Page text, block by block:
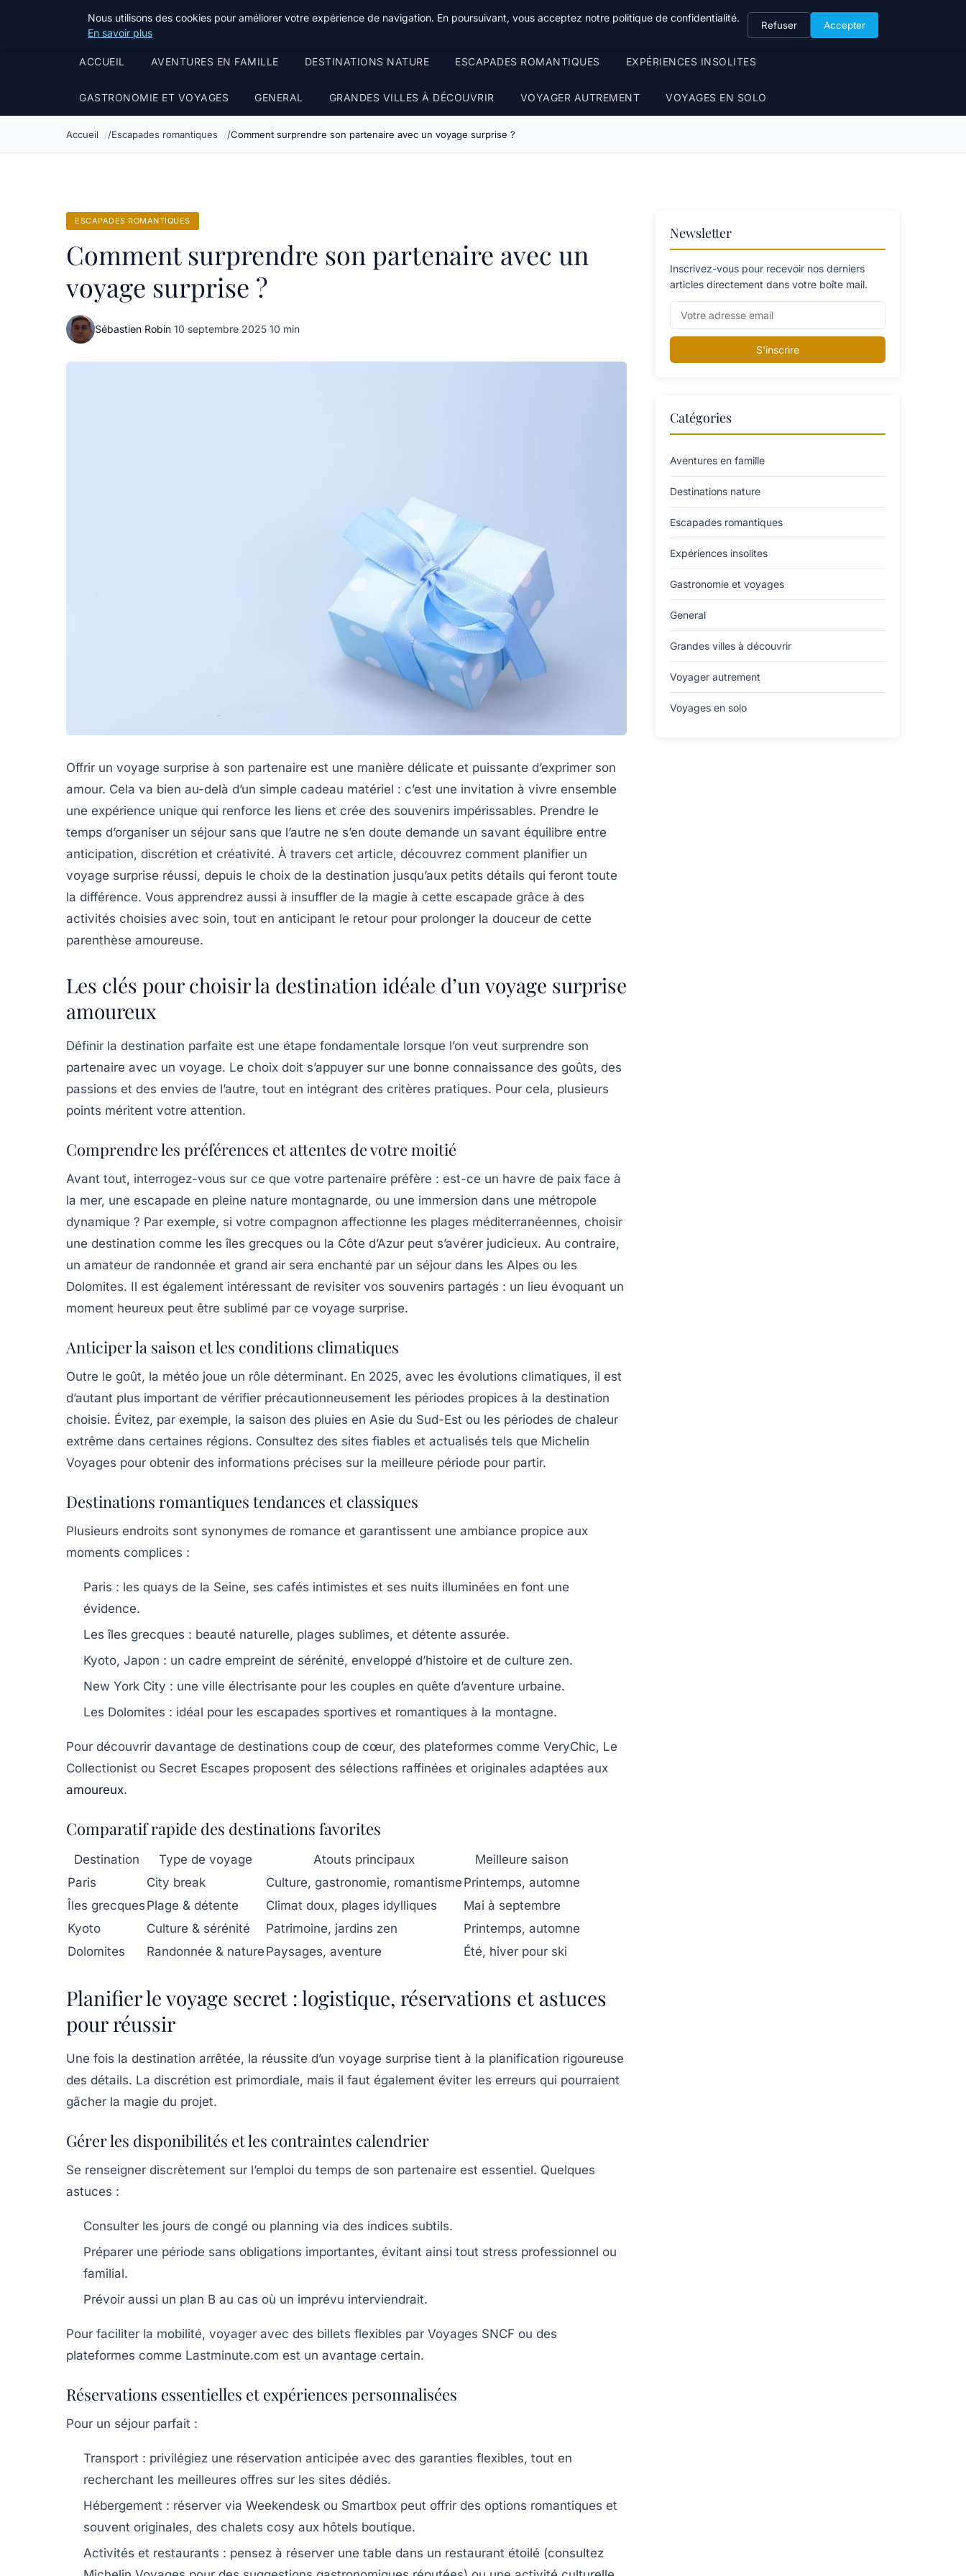
Tourisme Landes
ACCUEIL AVENTURES EN FAMILLE DESTINATIONS NATURE ESCAPADES ROMANTIQUES EXPÉRIENCES INSOLITES
GASTRONOMIE ET VOYAGES GENERAL GRANDES VILLES À DÉCOUVRIR VOYAGER AUTREMENT VOYAGES EN SOLO
Accueil Escapades romantiques Comment surprendre son partenaire avec un voyage surprise ?
ESCAPADES ROMANTIQUES
Comment surprendre son partenaire avec un
voyage surprise ?
Sébastien Robin·10 septembre 2025·10 min
Offrir un voyage surprise à son partenaire est une manière délicate et puissante d’exprimer son
amour. Cela va bien au-delà d’un simple cadeau matériel : c’est une invitation à vivre ensemble
une expérience unique qui renforce les liens et crée des souvenirs impérissables. Prendre le
temps d’organiser un séjour sans que l’autre ne s’en doute demande un savant équilibre entre
anticipation, discrétion et créativité. À travers cet article, découvrez comment planifier un
voyage surprise réussi, depuis le choix de la destination jusqu’aux petits détails qui feront toute
la différence. Vous apprendrez aussi à insuffler de la magie à cette escapade grâce à des
activités choisies avec soin, tout en anticipant le retour pour prolonger la douceur de cette
parenthèse amoureuse.
Les clés pour choisir la destination idéale d’un voyage surprise
amoureux
Définir la destination parfaite est une étape fondamentale lorsque l’on veut surprendre son
partenaire avec un voyage. Le choix doit s’appuyer sur une bonne connaissance des goûts, des
passions et des envies de l’autre, tout en intégrant des critères pratiques. Pour cela, plusieurs
points méritent votre attention.
Comprendre les préférences et attentes de votre moitié
Avant tout, interrogez-vous sur ce que votre partenaire préfère : est-ce un havre de paix face à
la mer, une escapade en pleine nature montagnarde, ou une immersion dans une métropole
dynamique ? Par exemple, si votre compagnon affectionne les plages méditerranéennes, choisir
une destination comme les îles grecques ou la Côte d’Azur peut s’avérer judicieux. Au contraire,
un amateur de randonnée et grand air sera enchanté par un séjour dans les Alpes ou les
Dolomites. Il est également intéressant de revisiter vos souvenirs partagés : un lieu évoquant un
moment heureux peut être sublimé par ce voyage surprise.
Anticiper la saison et les conditions climatiques
Outre le goût, la météo joue un rôle déterminant. En 2025, avec les évolutions climatiques, il est
d’autant plus important de vérifier précautionneusement les périodes propices à la destination
choisie. Évitez, par exemple, la saison des pluies en Asie du Sud-Est ou les périodes de chaleur
extrême dans certaines régions. Consultez des sites fiables et actualisés tels que Michelin
Voyages pour obtenir des informations précises sur la meilleure période pour partir.
Destinations romantiques tendances et classiques
Plusieurs endroits sont synonymes de romance et garantissent une ambiance propice aux
moments complices :
Paris : les quays de la Seine, ses cafés intimistes et ses nuits illuminées en font une
évidence.
Les îles grecques : beauté naturelle, plages sublimes, et détente assurée.
Kyoto, Japon : un cadre empreint de sérénité, enveloppé d’histoire et de culture zen.
New York City : une ville électrisante pour les couples en quête d’aventure urbaine.
Les Dolomites : idéal pour les escapades sportives et romantiques à la montagne.
Pour découvrir davantage de destinations coup de cœur, des plateformes comme VeryChic, Le
Collectionist ou Secret Escapes proposent des sélections raffinées et originales adaptées aux
amoureux.
Comparatif rapide des destinations favorites
Destination Type de voyage Atouts principaux
Meilleure saison
Paris
City break Culture, gastronomie, romantisme Printemps, automne
Îles grecques Plage & détente Climat doux, plages idylliques
Mai à septembre
Kyoto
Culture & sérénité Patrimoine, jardins zen
Printemps, automne
Dolomites
Randonnée & nature Paysages, aventure Été, hiver pour ski
Planifier le voyage secret : logistique, réservations et astuces
pour réussir
Une fois la destination arrêtée, la réussite d’un voyage surprise tient à la planification rigoureuse
des détails. La discrétion est primordiale, mais il faut également éviter les erreurs qui pourraient
gâcher la magie du projet.
Gérer les disponibilités et les contraintes calendrier
Se renseigner discrètement sur l’emploi du temps de son partenaire est essentiel. Quelques
astuces :
Consulter les jours de congé ou planning via des indices subtils.
Préparer une période sans obligations importantes, évitant ainsi tout stress professionnel ou
familial.
Prévoir aussi un plan B au cas où un imprévu interviendrait.
Pour faciliter la mobilité, voyager avec des billets flexibles par Voyages SNCF ou des
plateformes comme Lastminute.com est un avantage certain.
Réservations essentielles et expériences personnalisées
Pour un séjour parfait :
Transport : privilégiez une réservation anticipée avec des garanties flexibles, tout en
recherchant les meilleures offres sur les sites dédiés.
Hébergement : réserver via Weekendesk ou Smartbox peut offrir des options romantiques et
souvent originales, des chalets cosy aux hôtels boutique.
Activités et restaurants : pensez à réserver une table dans un restaurant étoilé (consultez
Newsletter
Inscrivez-vous pour recevoir nos derniers
articles directement dans votre boîte mail.
S'inscrire
Catégories
Aventures en famille
Destinations nature
Escapades romantiques
Expériences insolites
Gastronomie et voyages
General
Grandes villes à découvrir
Voyager autrement
Voyages en solo
Nous utilisons des cookies pour améliorer votre expérience de navigation. En poursuivant, vous acceptez notre politique de confidentialité.
En savoir plus
Refuser Accepter